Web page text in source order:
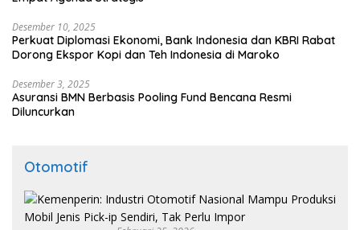
Desember 10, 2025
Perkuat Diplomasi Ekonomi, Bank Indonesia dan KBRI Rabat
Dorong Ekspor Kopi dan Teh Indonesia di Maroko
Desember 3, 2025
Asuransi BMN Berbasis Pooling Fund Bencana Resmi
Diluncurkan
Otomotif